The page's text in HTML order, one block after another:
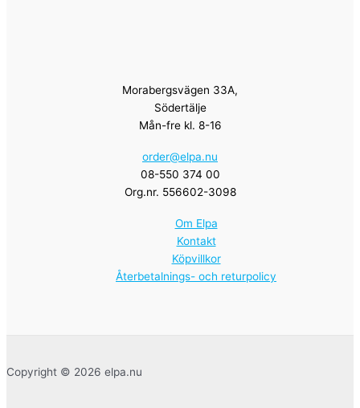
Morabergsvägen 33A,
Södertälje
Mån-fre kl. 8-16
order@elpa.nu
08-550 374 00
Org.nr. 556602-3098
Om Elpa
Kontakt
Köpvillkor
Återbetalnings- och returpolicy
Copyright © 2026 elpa.nu